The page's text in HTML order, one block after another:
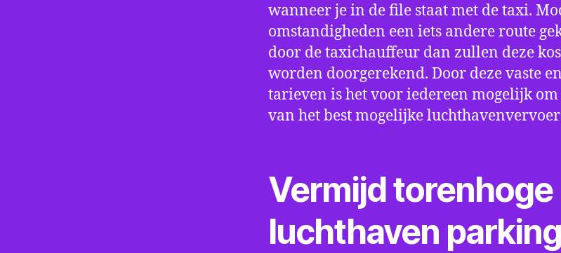
wanneer je in de file staat met de taxi.
omstandigheden een iets andere route
door de taxichauffeur dan zullen deze
worden doorgerekend. Door deze vaste
tarieven is het voor iedereen mogelijk
van het best mogelijke
Vermijd torenhoge
luchthaven